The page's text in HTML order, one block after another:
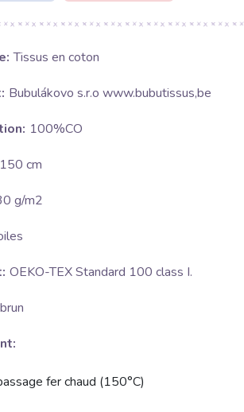
Tissus en coton
Bubulákovo s.r.o www.bubutissus,be
100%CO
150 cm
g/m2
OEKO-TEX Standard 100 class I.
brun
fer chaud (150°C)